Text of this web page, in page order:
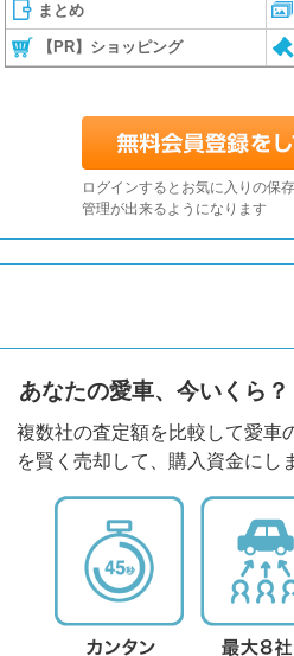
まとめ
【PR】ショッピング
ログインするとお気に入りの保
管理が出来るようになります
あなたの愛車、今いくら？
複数社の査定額を比較して愛車
を賢く売却して、購入資金にし